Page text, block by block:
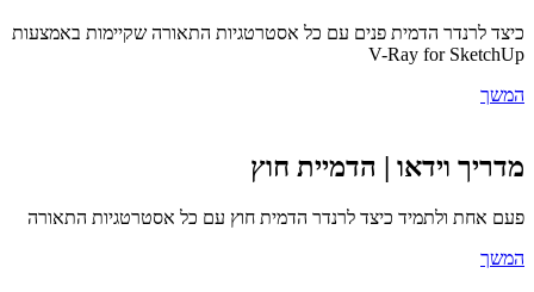
לרנדר הדמית פנים עם כל אסטרטגיות התאורה שקיימות באמצעות
V-Ray for
וידאו | הדמיית חוץ
אחת ולתמיד כיצד לרנדר הדמית חוץ עם כל אסטרטגיות התאורה